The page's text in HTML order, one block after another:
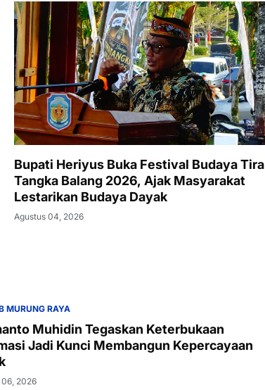
Bupati Heriyus Buka Festival Budaya Tira
Tangka Balang 2026, Ajak Masyarakat
Lestarikan Budaya Dayak
Agustus 04, 2026
MURUNG RAYA
Muhidin Tegaskan Keterbukaan
Jadi Kunci Membangun Kepercayaan
06, 2026